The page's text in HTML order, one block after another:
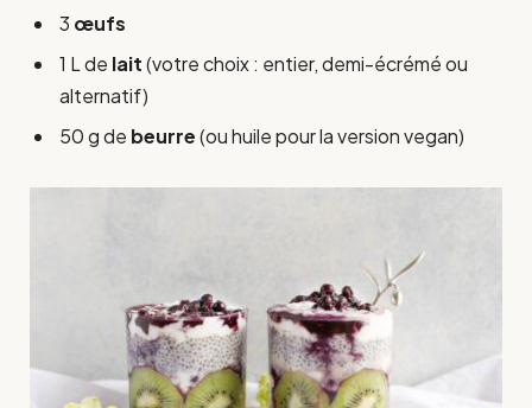
3 œufs
1 L de lait(votre choix : entier, demi-écrémé ou
alternatif)
50 g de beurre(ou huile pour la version vegan)